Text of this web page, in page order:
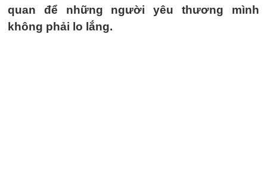
quan để những người yêu thương mình
không phải lo lắng.